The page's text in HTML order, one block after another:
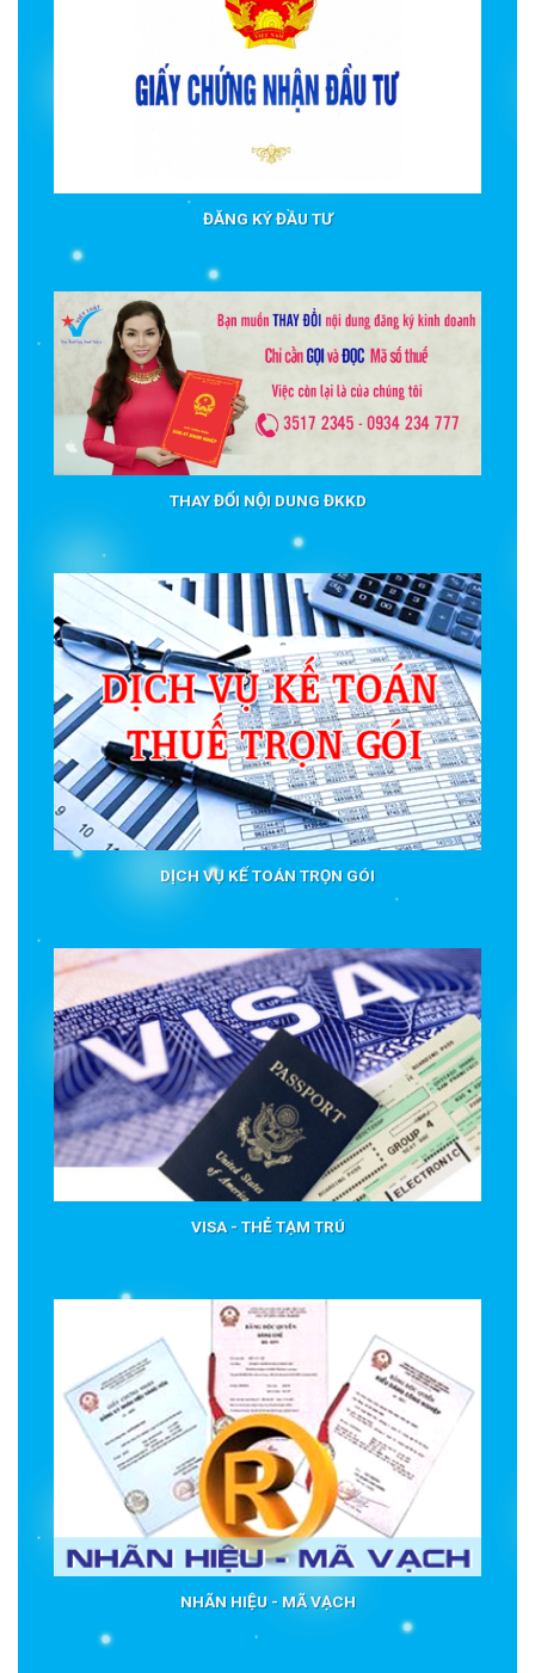
ĐĂNG KÝ ĐẦU TƯ
THAY ĐỔI NỘI DUNG ĐKKD
DỊCH VỤ KẾ TOÁN TRỌN GÓI
VISA - THẺ TẠM TRÚ
NHÃN HIỆU - MÃ VẠCH